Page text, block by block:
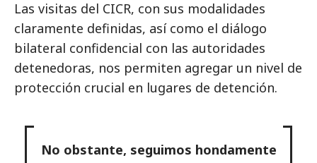
Las visitas del CICR, con sus modalidades
claramente definidas, así como el diálogo
bilateral confidencial con las autoridades
detenedoras, nos permiten agregar un nivel de
protección crucial en lugares de detención.
No obstante, seguimos hondamente